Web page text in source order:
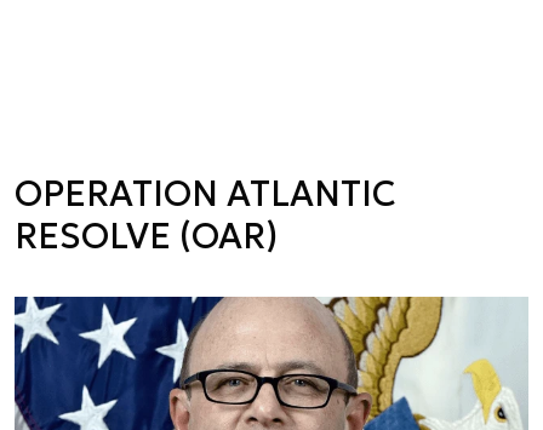
OPERATION ATLANTIC
RESOLVE (OAR)